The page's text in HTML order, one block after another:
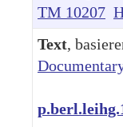
TM 10207
Text,